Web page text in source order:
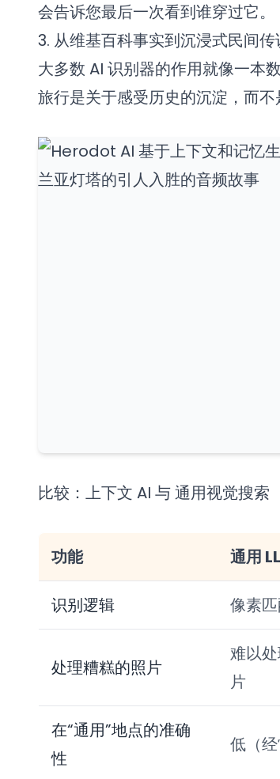
会告诉您最后一次看到谁穿过它。
3. 从维基百科事实到沉浸式民间传
大多数 AI 识别器的作用就像一本
旅行是关于感受历史的沉淀，而不
比较：上下文 AI 与 通用视觉搜索
功能 通用
识别逻辑 像素
处理糟糕的照片
难以
片
在“通用”地点的准确
性
低（